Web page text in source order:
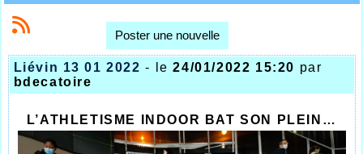
Poster une nouvelle
Liévin 13 01 2022 - le24/01/2022 15:20 par
bdecatoire
L’ATHLETISME INDOOR BAT SON PLEIN…